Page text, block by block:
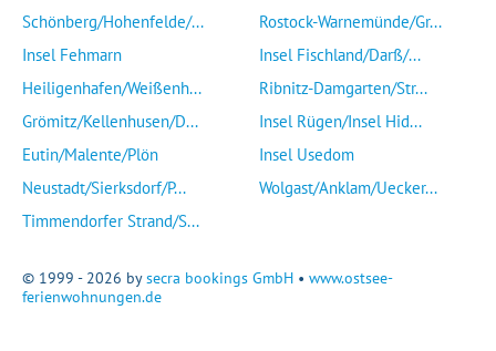
Schönberg/Hohenfelde/...
Insel Fehmarn
Heiligenhafen/Weißenh...
Grömitz/Kellenhusen/D...
Eutin/Malente/Plön
Neustadt/Sierksdorf/P...
Timmendorfer Strand/S...
Rostock-Warnemünde/Gr...
Insel Fischland/Darß/...
Ribnitz-Damgarten/Str...
Insel Rügen/Insel Hid...
Insel Usedom
Wolgast/Anklam/Uecker...
© 1999 - 2026 bysecra bookings GmbH • www.ostsee-
ferienwohnungen.de